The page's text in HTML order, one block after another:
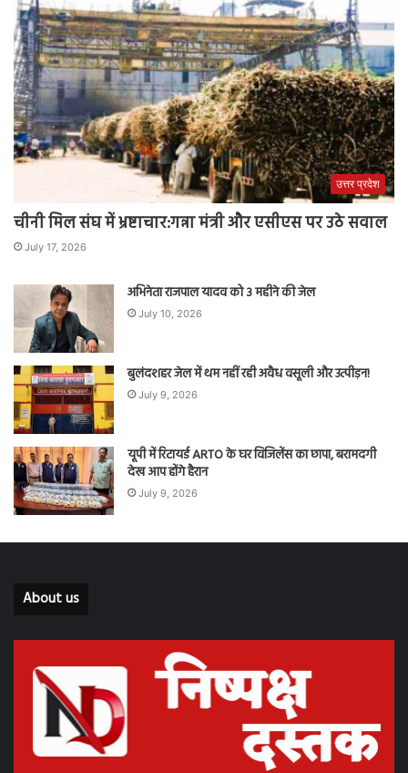
उत्तर प्रदेश
चीनी मिल संघ में भ्रष्टाचार:गन्ना मंत्री और एसीएस पर उठे सवाल
July 17, 2026
अभिनेता राजपाल यादव को 3 महीने की जेल
July 10, 2026
बुलंदशहर जेल में थम नहीं रही अवैध वसूली और उत्पीड़न!
July 9, 2026
यूपी में रिटायर्ड ARTO के घर विजिलेंस का छापा, बरामदगी
देख आप होंगे हैरान
July 9, 2026
About us